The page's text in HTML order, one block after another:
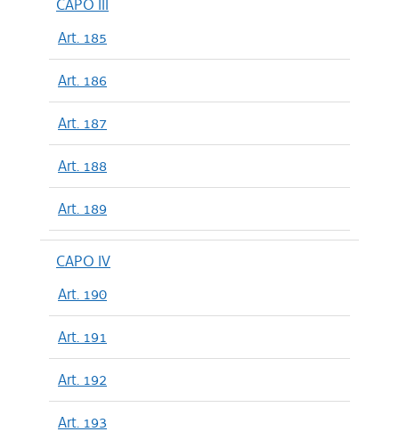
CAPO III
Art. 185
Art. 186
Art. 187
Art. 188
Art. 189
CAPO IV
Art. 190
Art. 191
Art. 192
Art. 193